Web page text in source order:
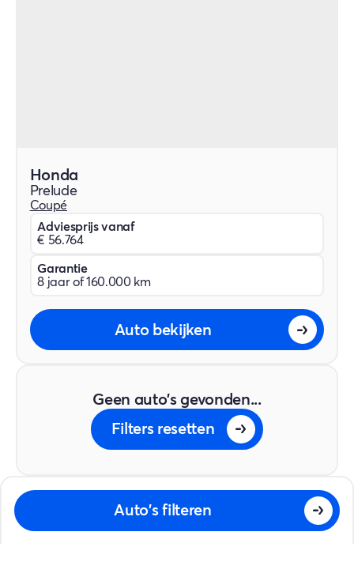
Honda
Prelude
Coupé
Adviesprijs vanaf
€ 56.764
Garantie
8 jaar of 160.000 km
Auto bekijken
Geen auto's gevonden...
Filters resetten
Auto's filteren